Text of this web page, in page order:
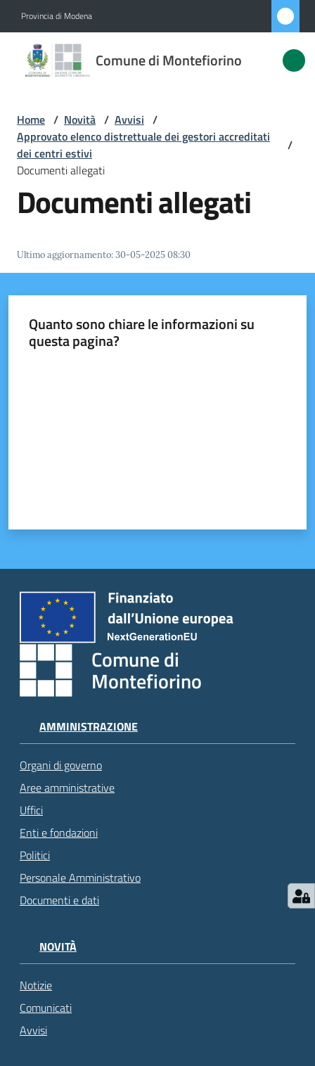
Provincia di Modena
Comune di Montefiorino
Comune di
Montefiorino
Amministrazione
Novità
Servizi
Montefiorino
Tutti
Home / Novità / Avvisi /
Approvato elenco distrettuale dei gestori accreditati
dei centri estivi
/
Documenti allegati
Documenti allegati
Ultimo aggiornamento:30-05-2025 08:30
Quanto sono chiare le informazioni su
questa pagina?
Comune di
Montefiorino
AMMINISTRAZIONE
Organi di governo
Aree amministrative
Uffici
Enti e fondazioni
Politici
Personale Amministrativo
Documenti e dati
NOVITÀ
Notizie
Comunicati
Avvisi